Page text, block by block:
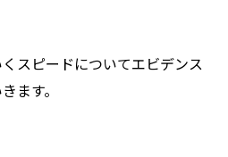
スピードについてエビデンス
ます。